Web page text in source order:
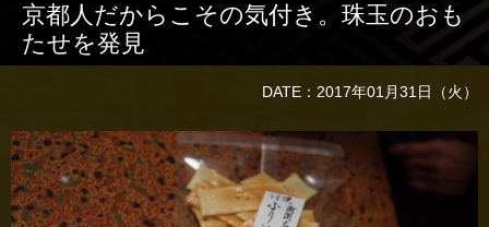
京都人だからこその気付き。珠玉のおも
たせを発見
DATE：2017年01月31日（火）